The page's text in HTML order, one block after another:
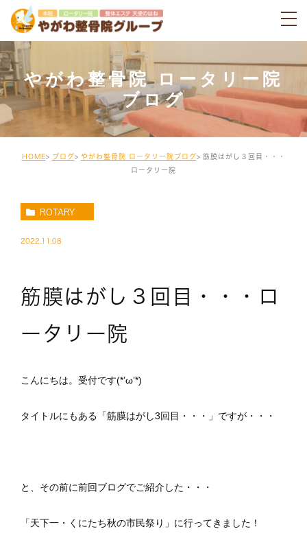
やがわ整骨院 ロータリー院
ブログ
HOME ブログ やがわ整骨院 ロータリー院ブログ
筋膜はがし３回目・・・
ロータリー院
ROTARY
2022.11.08
筋膜はがし３回目・・・ロ
ータリー院
こんにちは。受付です(*’ω’*)
タイトルにもある「筋膜はがし3回目・・・」ですが・・・
と、その前に前回ブログでご紹介した・・・
「天下一・くにたち秋の市民祭り」に行ってきました！